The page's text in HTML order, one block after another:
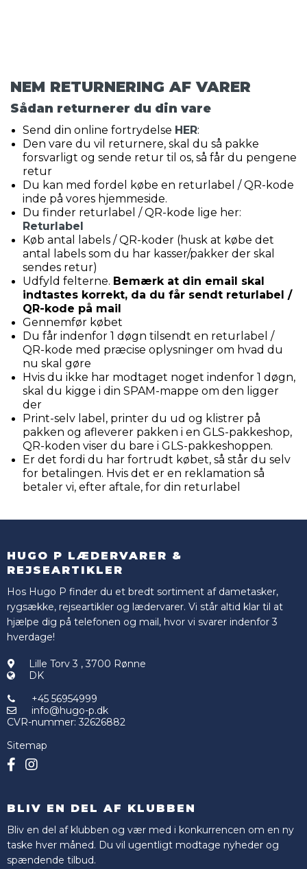
NEM RETURNERING AF VARER
Sådan returnerer du din vare
Send din online fortrydelse HER:
Den vare du vil returnere, skal du så pakke
forsvarligt og sende retur til os, så får du pengene
retur
Du kan med fordel købe en returlabel / QR-kode
inde på vores hjemmeside.
Du finder returlabel / QR-kode lige her:
Returlabel
Køb antal labels / QR-koder (husk at købe det
antal labels som du har kasser/pakker der skal
sendes retur)
Udfyld felterne. Bemærk at din email skal
indtastes korrekt, da du får sendt returlabel /
QR-kode på mail
Gennemfør købet
Du får indenfor 1 døgn tilsendt en returlabel /
QR-kode med præcise oplysninger om hvad du
nu skal gøre
Hvis du ikke har modtaget noget indenfor 1 døgn,
skal du kigge i din SPAM-mappe om den ligger
der
Print-selv label, printer du ud og klistrer på
pakken og afleverer pakken i en GLS-pakkeshop,
QR-koden viser du bare i GLS-pakkeshoppen.
Er det fordi du har fortrudt købet, så står du selv
for betalingen. Hvis det er en reklamation så
betaler vi, efter aftale, for din returlabel
HUGO P LÆDERVARER &
REJSEARTIKLER
Hos Hugo P finder du et bredt sortiment af dametasker,
rygsække, rejseartikler og lædervarer. Vi står altid klar til at
hjælpe dig på telefonen og mail, hvor vi svarer indenfor 3
hverdage!
Lille Torv 3 ,3700 Rønne
DK
+45 56954999
info@hugo-p.dk
CVR-nummer: 32626882
Sitemap
BLIV EN DEL AF KLUBBEN
Bliv en del af klubben og vær med i konkurrencen om en ny
taske hver måned. Du vil ugentligt modtage nyheder og
spændende tilbud.